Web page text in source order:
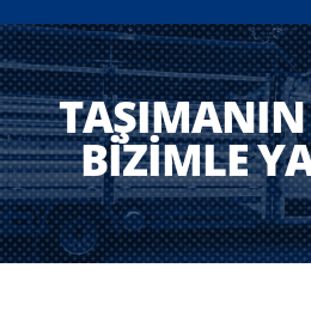
TAŞIMANIN
BIZIMLE